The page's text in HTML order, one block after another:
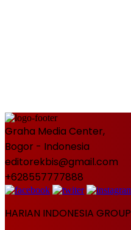
Graha Media Center,
Bogor - Indonesia
editorekbis@gmail.com
+628557777888
HARIAN INDONESIA GROUP